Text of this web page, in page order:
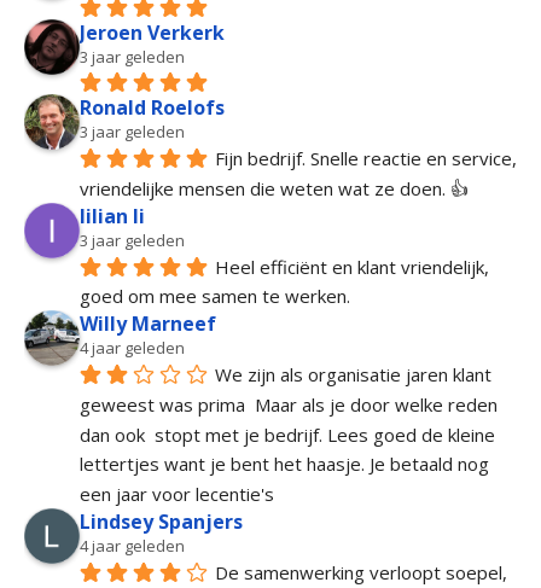
Jeroen Verkerk
3 jaar geleden
Ronald Roelofs
3 jaar geleden
Fijn bedrijf. Snelle reactie en service,
vriendelijke mensen die weten wat ze doen. 👍
lilian li
3 jaar geleden
Heel efficiënt en klant vriendelijk,
goed om mee samen te werken.
Willy Marneef
4 jaar geleden
We zijn als organisatie jaren klant
geweest was prima  Maar als je door welke reden
dan ook  stopt met je bedrijf. Lees goed de kleine
lettertjes want je bent het haasje. Je betaald nog
een jaar voor lecentie's
Lindsey Spanjers
4 jaar geleden
De samenwerking verloopt soepel,